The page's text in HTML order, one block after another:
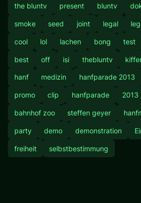
the bluntv present bluntv
smoke seed joint legal
cool lol lachen bong test
best off isi thebluntv
hanf medizin hanfparade 2013
promo clip hanfparade 2013
bahnhof zoo steffen geyer
party demo demonstration
freiheit selbstbestimmung